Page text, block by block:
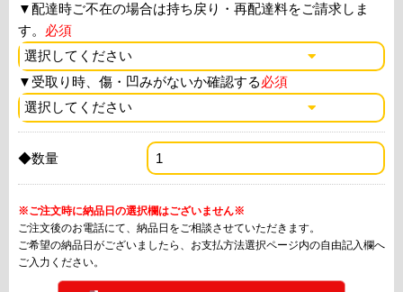
▼配達時ご不在の場合は持ち戻り・再配達料をご請求しま
す。 必須
▼ 受取り時、傷・凹みがないか確認する必須
◆数量
※ご注文時に納品日の選択欄はございません※
ご注文後のお電話にて、納品日をご相談させていただきます。
ご希望の納品日がございましたら、お支払方法選択ページ内の自由記入欄へ
ご入力ください。